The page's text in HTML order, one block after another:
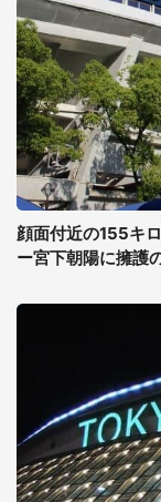
顔面付近の155キ
ー宮下朝陽に擁護